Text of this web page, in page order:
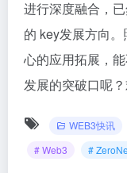
进行深度融合，
的 key发展方向
心的应用拓展，
发展的突破口呢
WEB3快讯
# Web3
#